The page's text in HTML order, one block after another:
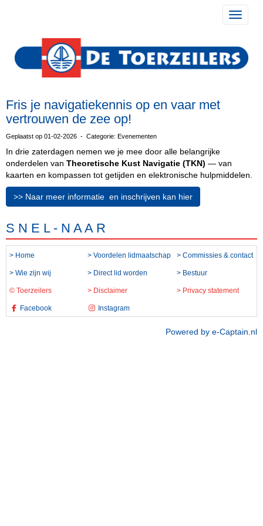
Toggle
Fris je navigatiekennis op en vaar met
vertrouwen de zee op!
Geplaatst op 01-02-2026 - Categorie: Evenementen
In drie zaterdagen nemen we je mee door alle belangrijke
onderdelen van Theoretische Kust Navigatie (TKN) — van
kaarten en kompassen tot getijden en elektronische hulpmiddelen.
>> Naar meer informatie en inschrijven kan hier
S N E L - N A A R
> Home > Voordelen lidmaatschap > Commissies & contact
> Wie zijn wij > Direct lid worden > Bestuur
© Toerzeilers > Disclaimer > Privacy statement
Facebook Instagram
Powered by e-Captain.nl